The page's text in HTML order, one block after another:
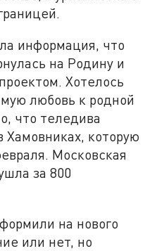
информация, что
на Родину и
Хотелось
любовь к родной
что теледива
Хамовниках, которую
Московская
за 800
на нового
или нет, но